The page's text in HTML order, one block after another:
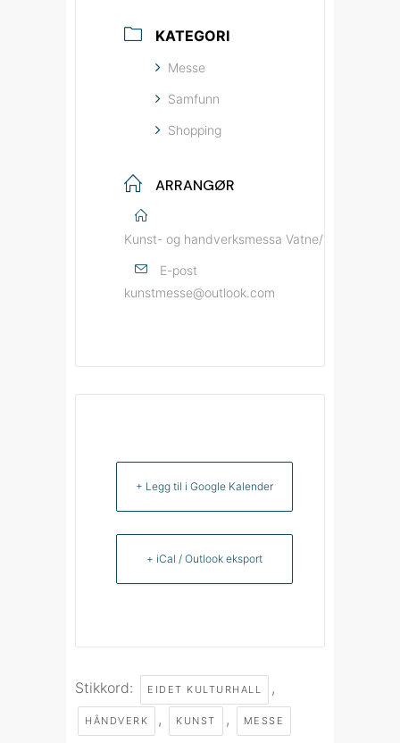
KATEGORI
Messe
Samfunn
Shopping
ARRANGØR
Kunst- og handverksmessa Vatne/Tennfjord
E-post
kunstmesse@outlook.com
+ Legg til i Google Kalender
+ iCal / Outlook eksport
Stikkord: EIDET KULTURHALL ,
HÅNDVERK , KUNST , MESSE